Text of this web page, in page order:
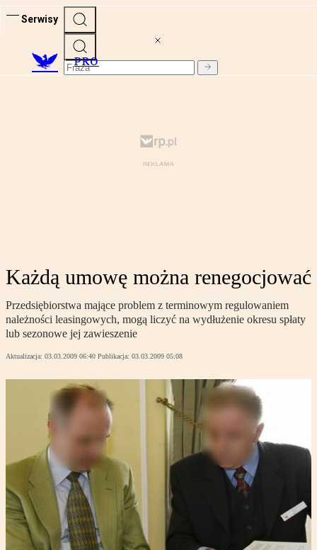
Serwisy
PRO
Każdą umowę można renegocjować
Przedsiębiorstwa mające problem z terminowym regulowaniem
należności leasingowych, mogą liczyć na wydłużenie okresu spłaty
lub sezonowe jej zawieszenie
Aktualizacja: 03.03.2009 06:40 Publikacja: 03.03.2009 05:08